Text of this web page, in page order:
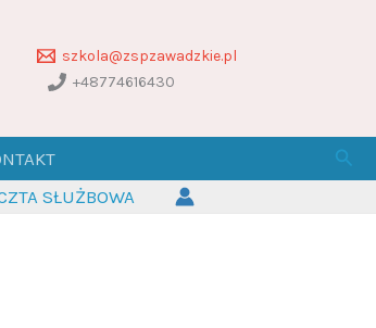
szkola@zspzawadzkie.pl
+48774616430
SŁUŻBOWA